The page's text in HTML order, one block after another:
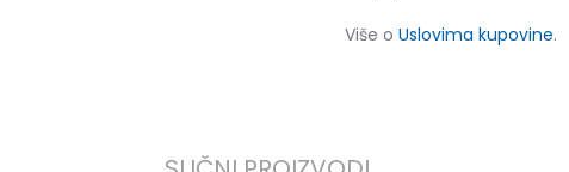
Više o Uslovima kupovine.